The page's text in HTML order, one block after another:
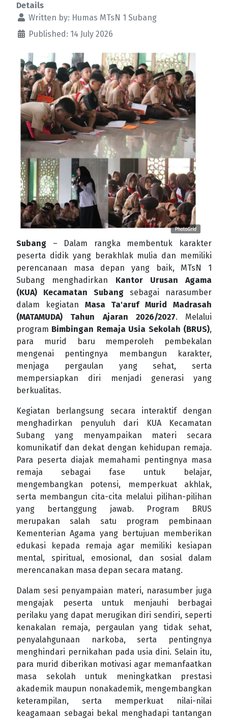
Details
Written by: Humas MTsN 1 Subang
Published: 14 July 2026
Subang – Dalam rangka membentuk karakter
peserta didik yang berakhlak mulia dan memiliki
perencanaan masa depan yang baik, MTsN 1
Subang menghadirkan Kantor Urusan Agama
(KUA) Kecamatan Subang sebagai narasumber
dalam kegiatan Masa Ta'aruf Murid Madrasah
(MATAMUDA) Tahun Ajaran 2026/2027. Melalui
program Bimbingan Remaja Usia Sekolah (BRUS),
para murid baru memperoleh pembekalan
mengenai pentingnya membangun karakter,
menjaga pergaulan yang sehat, serta
mempersiapkan diri menjadi generasi yang
berkualitas.
Kegiatan berlangsung secara interaktif dengan
menghadirkan penyuluh dari KUA Kecamatan
Subang yang menyampaikan materi secara
komunikatif dan dekat dengan kehidupan remaja.
Para peserta diajak memahami pentingnya masa
remaja sebagai fase untuk belajar,
mengembangkan potensi, memperkuat akhlak,
serta membangun cita-cita melalui pilihan-pilihan
yang bertanggung jawab. Program BRUS
merupakan salah satu program pembinaan
Kementerian Agama yang bertujuan memberikan
edukasi kepada remaja agar memiliki kesiapan
mental, spiritual, emosional, dan sosial dalam
merencanakan masa depan secara matang.
Dalam sesi penyampaian materi, narasumber juga
mengajak peserta untuk menjauhi berbagai
perilaku yang dapat merugikan diri sendiri, seperti
kenakalan remaja, pergaulan yang tidak sehat,
penyalahgunaan narkoba, serta pentingnya
menghindari pernikahan pada usia dini. Selain itu,
para murid diberikan motivasi agar memanfaatkan
masa sekolah untuk meningkatkan prestasi
akademik maupun nonakademik, mengembangkan
keterampilan, serta memperkuat nilai-nilai
keagamaan sebagai bekal menghadapi tantangan